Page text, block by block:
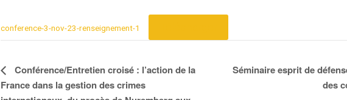
conference-3-nov-23-renseignement-1
Navigation
Évènement
Conférence/Entretien croisé : l’action de la
France dans la gestion des crimes
Séminaire esprit de
des